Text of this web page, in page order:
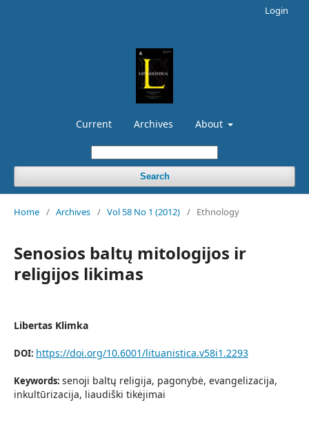
Current Archives About
Search
Login
Home / Archives / Vol 58 No 1 (2012) / Ethnology
Senosios baltų mitologijos ir
religijos likimas
Libertas Klimka
DOI: https://doi.org/10.6001/lituanistica.v58i1.2293
Keywords: senoji baltų religija, pagonybė, evangelizacija,
inkultūrizacija, liaudiški tikėjimai